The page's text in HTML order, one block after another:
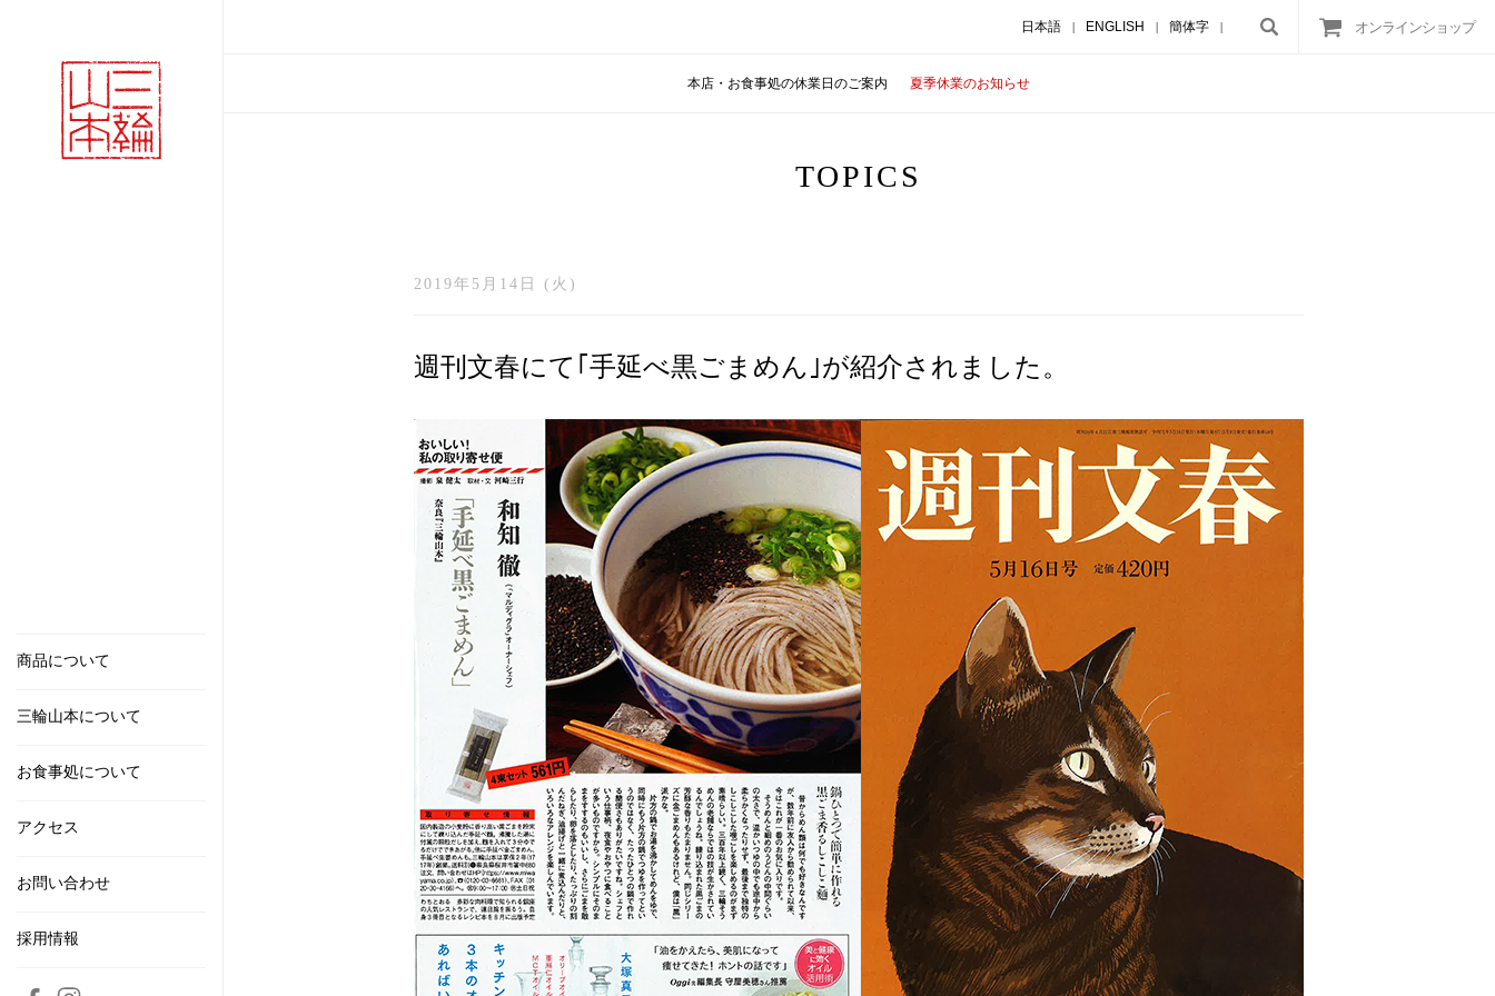
商品について
三輪山本について
お食事処について
アクセス
お問い合わせ
採用情報
オンラインショップ
日本語 | ENGLISH | 簡体字 |
本店・お食事処の休業日のご案内 夏季休業のお知らせ
TOPICS
2019年5月14日 (火)
週刊文春にて｢手延べ黒ごまめん｣が紹介されました。